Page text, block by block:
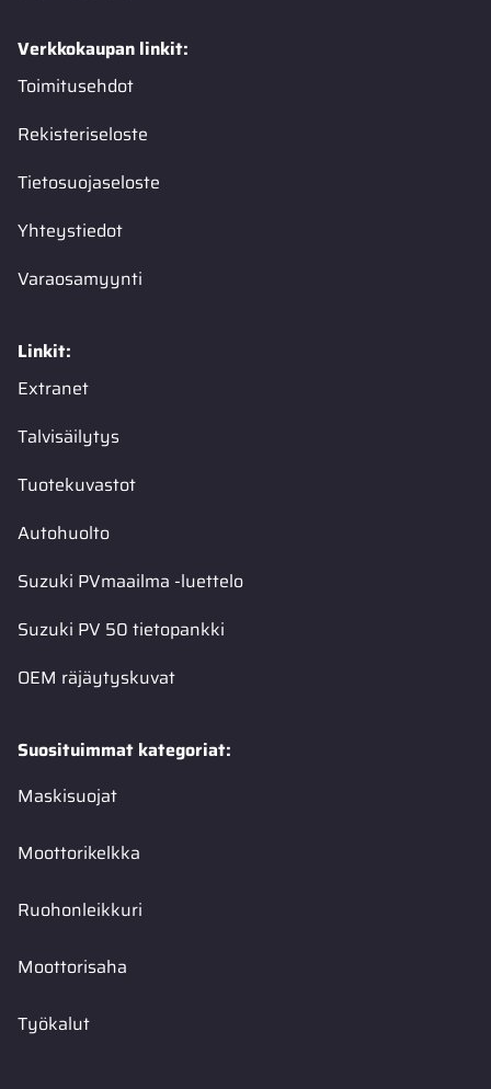
Verkkokaupan linkit:
Toimitusehdot
Rekisteriseloste
Tietosuojaseloste
Yhteystiedot
Varaosamyynti
Linkit:
Extranet
Talvisäilytys
Tuotekuvastot
Autohuolto
Suzuki PVmaailma -luettelo
Suzuki PV 50 tietopankki
OEM räjäytyskuvat
Suosituimmat kategoriat:
Maskisuojat
Moottorikelkka
Ruohonleikkuri
Moottorisaha
Työkalut